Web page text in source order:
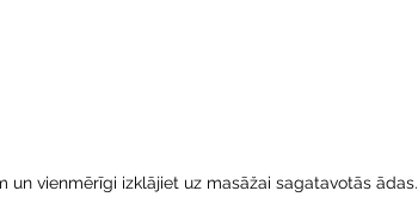
vienmērīgi izklājiet uz masāžai sagatavotās ādas.